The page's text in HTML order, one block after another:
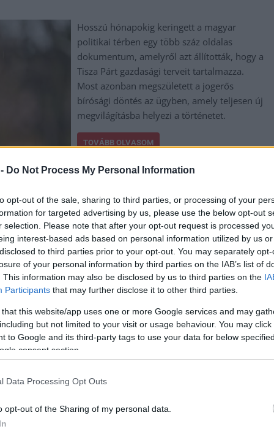
Do Not Process My Personal Information
opt-out of the sale, sharing to third parties, or processing of your
for targeted advertising by us, please use the below opt-out
selection. Please note that after your opt-out request is processed
interest-based ads based on personal information utilized by us
to third parties prior to your opt-out. You may separately
of your personal information by third parties on the IAB’s list of
This information may also be disclosed by us to third parties on the
Participants that may further disclose it to other third parties.
that this website/app uses one or more Google services and may
but not limited to your visit or usage behaviour. You may
to Google and its third-party tags to use your data for below
consent section.
Data Processing Opt Outs
opt-out of the Sharing of my personal data.
Hosszú hónapokig keringett a magyar
politikai térben egy több száz oldalas
dokumentum, amelyről azt állították, hogy a
Tisza Párt gazdasági terveit tartalmazza.
Most azonban megszületett a jogerős
bírósági döntés az ügyben, amely teljesen új
megvilágításba helyezi a történetet.
TOVÁBB OLVASOM
,média politika, tisza párt
nincs semmilyen Tisza-megszorítócsomag
A kormány szócsövévé silányított oldalnak
emiatt helyreigazítást kell közölnie. Tegyük
meg tétjeinket, hogy mennyire láthatjuk ezt
majd központi helyen, láthatjuk-e egyáltalán,
valamint hogy erről is olyan hatalmas
fideszes politikus és propagandista.
TOVÁBB OLVASOM